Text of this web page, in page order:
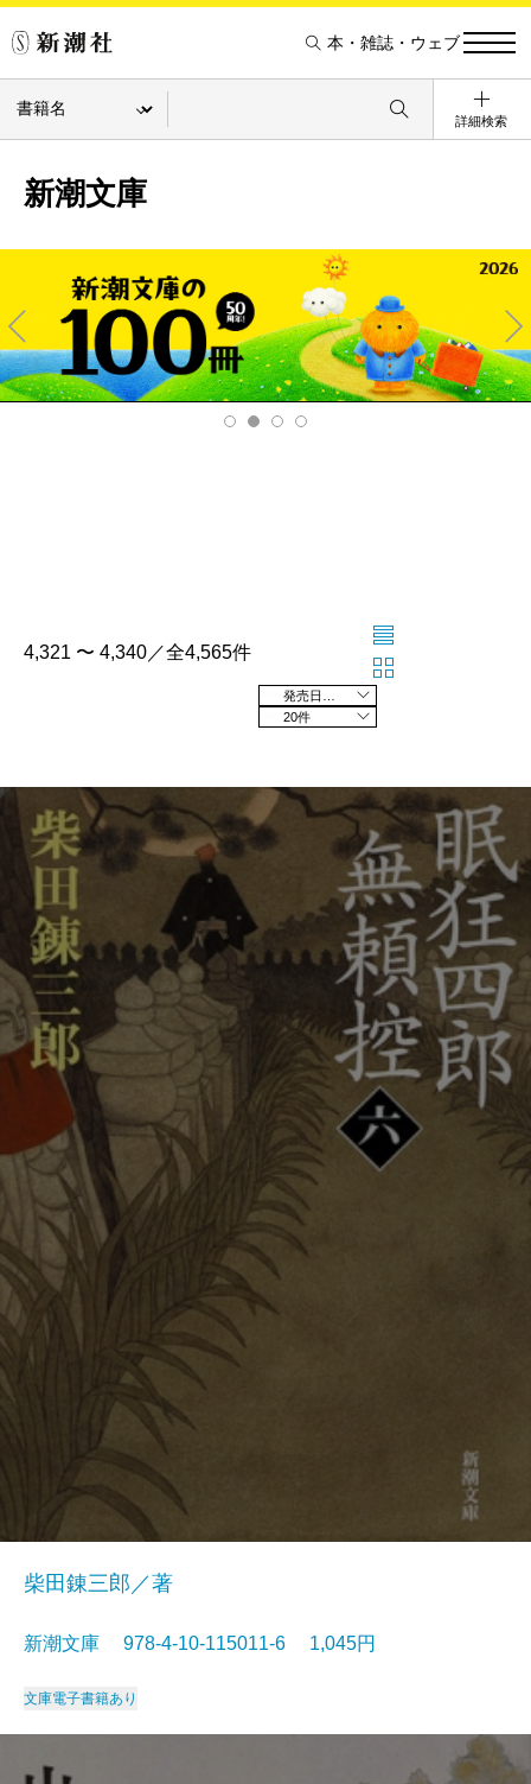
本・雑誌・ウェブ
詳細検索
新潮文庫
Pre
v
Ne
xt
4,321 〜 4,340／全4,565件
20件
柴田錬三郎／著
新潮文庫 978-4-10-115011-6 1,045円
文庫電子書籍あり